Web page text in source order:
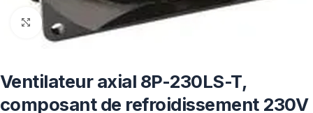
Click to enlarge
Ventilateur axial 8P-230LS-T,
composant de refroidissement 230V